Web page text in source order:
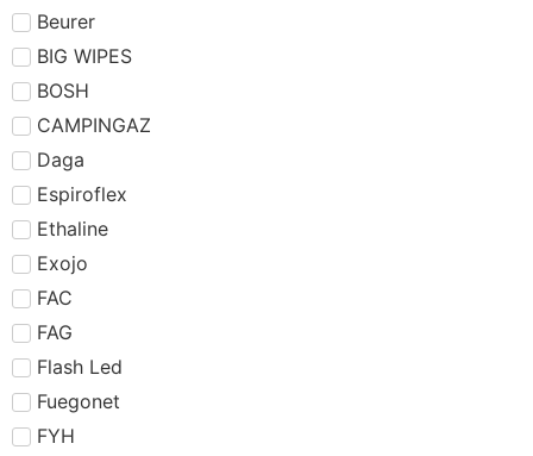
Beurer
BIG WIPES
BOSH
CAMPINGAZ
Daga
Espiroflex
Ethaline
Exojo
FAC
FAG
Flash Led
Fuegonet
FYH